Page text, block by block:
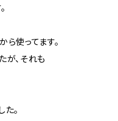
使ってます。
が、それも
。